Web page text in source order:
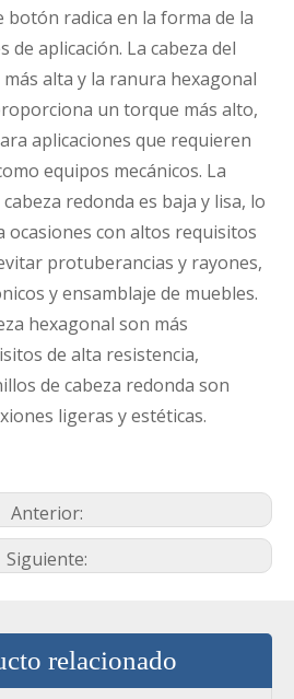
botón radica en la forma de la
de aplicación. La cabeza del
alta y la ranura hexagonal
un torque más alto,
aplicaciones que requieren
equipos mecánicos. La
redonda es baja y lisa, lo
ocasiones con altos requisitos
protuberancias y rayones,
y ensamblaje de muebles.
hexagonal son más
de alta resistencia,
de cabeza redonda son
ligeras y estéticas.
Anterior:
Siguiente:
relacionado